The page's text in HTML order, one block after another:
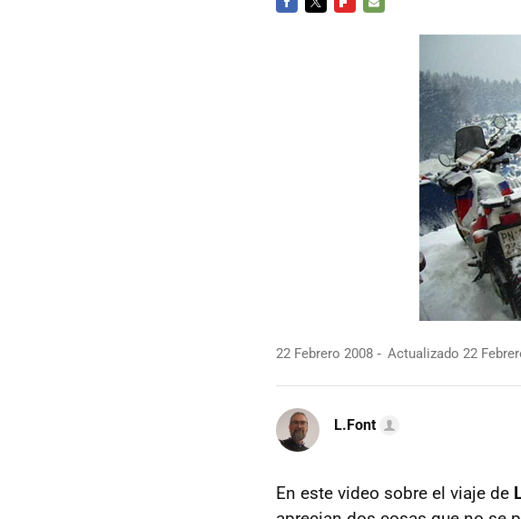
22 Febrero 2008 Actualizado 22
L.Font
En este video sobre el viaje de